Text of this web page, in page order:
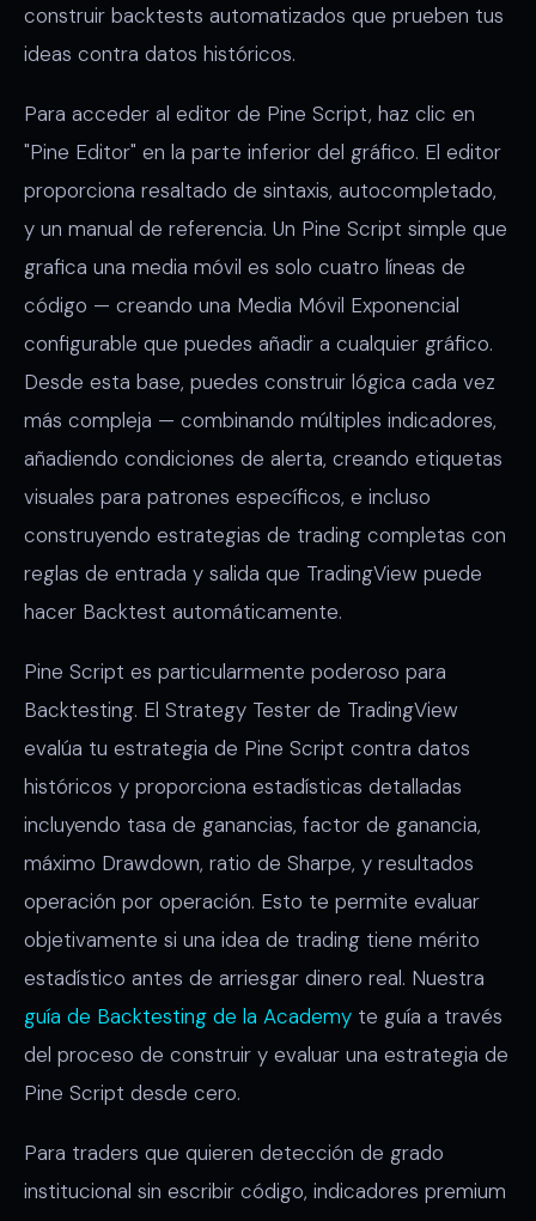
construir backtests automatizados que prueben tus
ideas contra datos históricos.
Para acceder al editor de Pine Script, haz clic en
"Pine Editor" en la parte inferior del gráfico. El editor
proporciona resaltado de sintaxis, autocompletado,
y un manual de referencia. Un Pine Script simple que
grafica una media móvil es solo cuatro líneas de
código — creando una Media Móvil Exponencial
configurable que puedes añadir a cualquier gráfico.
Desde esta base, puedes construir lógica cada vez
más compleja — combinando múltiples indicadores,
añadiendo condiciones de alerta, creando etiquetas
visuales para patrones específicos, e incluso
construyendo estrategias de trading completas con
reglas de entrada y salida que TradingView puede
hacer Backtest automáticamente.
Pine Script es particularmente poderoso para
Backtesting. El Strategy Tester de TradingView
evalúa tu estrategia de Pine Script contra datos
históricos y proporciona estadísticas detalladas
incluyendo tasa de ganancias, factor de ganancia,
máximo Drawdown, ratio de Sharpe, y resultados
operación por operación. Esto te permite evaluar
objetivamente si una idea de trading tiene mérito
estadístico antes de arriesgar dinero real. Nuestra
guía de Backtesting de la Academy te guía a través
del proceso de construir y evaluar una estrategia de
Pine Script desde cero.
Para traders que quieren detección de grado
institucional sin escribir código, indicadores premium